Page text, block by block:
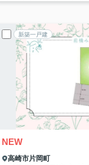
新築一戸建
NEW
高崎市片岡町